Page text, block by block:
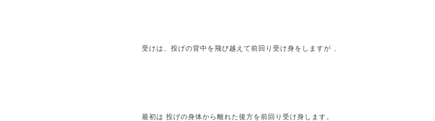
受けは、投げの背中を飛び越えて前回り受け身をしますが 、
最初は 投げの身体から離れた後方を前回り受け身します。